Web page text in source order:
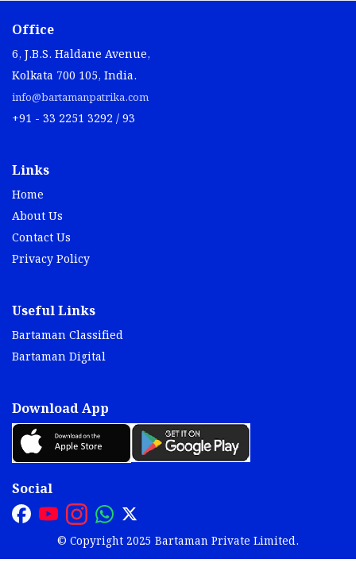
Office
6, J.B.S. Haldane Avenue,
Kolkata 700 105, India.
info@bartamanpatrika.com
+91 - 33 2251 3292 / 93
Links
Home
About Us
Contact Us
Privacy Policy
Useful Links
Bartaman Classified
Bartaman Digital
Download App
Social
© Copyright 2025 Bartaman Private Limited.